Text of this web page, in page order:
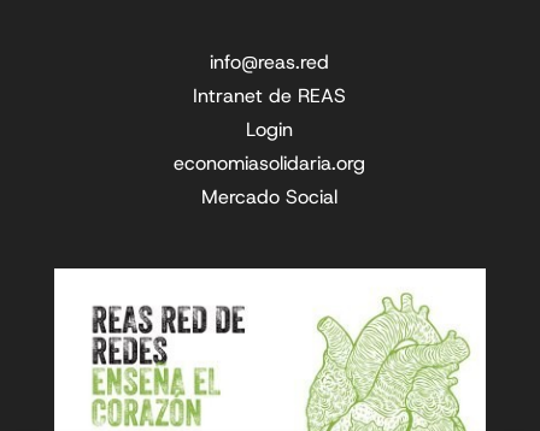
info@reas.red
Intranet de REAS
Login
economiasolidaria.org
Mercado Social